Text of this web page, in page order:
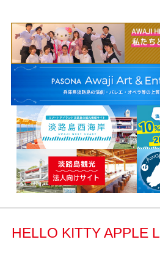
HELLO KITTY APPLE